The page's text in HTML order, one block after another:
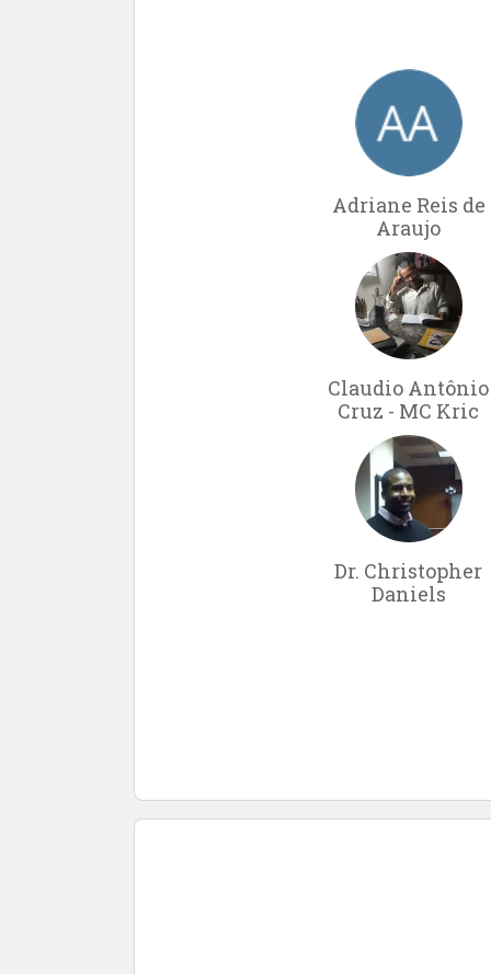
Adriane Reis de
Araujo
Claudio Antônio
Cruz - MC Kric
Dr. Christopher
Daniels